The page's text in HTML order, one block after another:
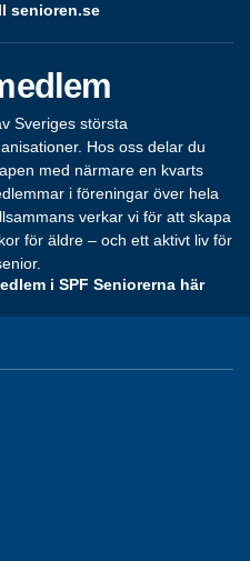
senioren.se
Sveriges största
Hos oss delar du
med närmare en kvarts
i föreningar över hela
verkar vi för att skapa
för äldre – och ett aktivt liv för
i SPF Seniorerna här